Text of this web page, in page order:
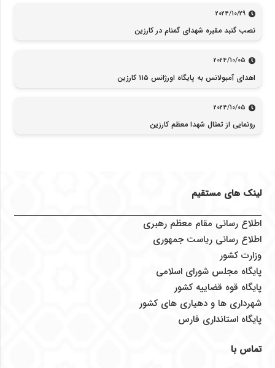
2024/10/29
نصب گنبد مقبره شهدای گمنام در کارزین
2024/10/05
اهدای آمبولانس به پایگاه اورژانس ۱۱۵ کارزین
2024/10/05
رونمایی از تمثال شهدا معظم کارزین
لینک های مستقیم
اطلاع رسانی مقام معظم رهبری
اطلاع رسانی ریاست جمهوری
وزارت کشور
پایگاه مجلس شورای اسلامی
پایگاه قوه قضاییه کشور
شهرداری ها و دهیاری های کشور
پایگاه استانداری فارس
تماس با